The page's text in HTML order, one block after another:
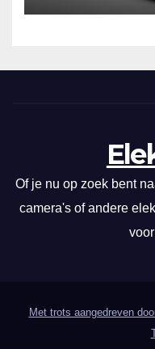
Of je nu op zoek bent
camera's of andere
Met trots aangedreven